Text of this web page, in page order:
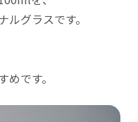
グラスです。
です。